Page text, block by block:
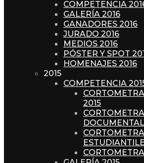
COMPETENCIA
GALERÍA 2016
GANADORES 2016
JURADO 2016
MEDIOS 2016
PÓSTER Y SPOT
HOMENAJES 2016
2015
COMPETENCIA
2015